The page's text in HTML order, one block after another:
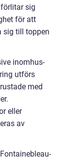
sig
för att
sig till toppen
inomhus-
utförs
med
eller
av